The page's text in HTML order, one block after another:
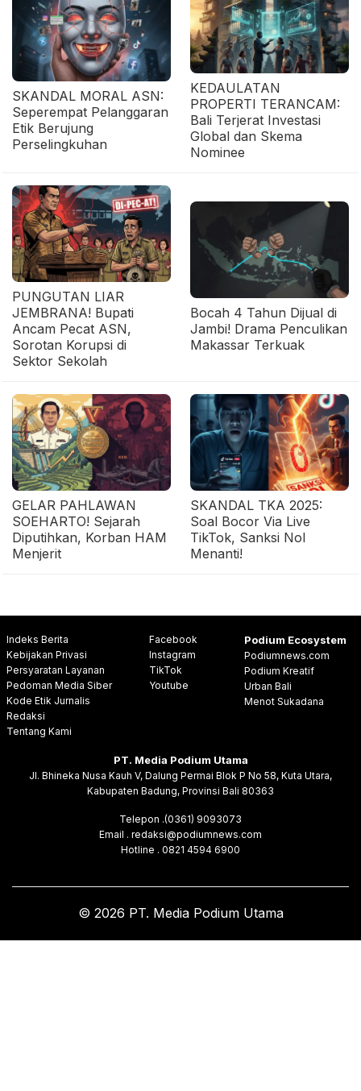
SKANDAL MORAL ASN:
Seperempat Pelanggaran
Etik Berujung
Perselingkuhan
KEDAULATAN
PROPERTI TERANCAM:
Bali Terjerat Investasi
Global dan Skema
Nominee
PUNGUTAN LIAR
JEMBRANA! Bupati
Ancam Pecat ASN,
Sorotan Korupsi di
Sektor Sekolah
Bocah 4 Tahun Dijual di
Jambi! Drama Penculikan
Makassar Terkuak
GELAR PAHLAWAN
SOEHARTO! Sejarah
Diputihkan, Korban HAM
Menjerit
SKANDAL TKA 2025:
Soal Bocor Via Live
TikTok, Sanksi Nol
Menanti!
Indeks Berita
Kebijakan Privasi
Persyaratan Layanan
Pedoman Media Siber
Kode Etik Jurnalis
Redaksi
Tentang Kami
Facebook
Instagram
TikTok
Youtube
Podium Ecosystem
Podiumnews.com
Podium Kreatif
Urban Bali
Menot Sukadana
PT. Media Podium Utama
Jl. Bhineka Nusa Kauh V, Dalung Permai Blok P No 58, Kuta Utara,
Kabupaten Badung, Provinsi Bali 80363
Telepon .(0361) 9093073
Email . redaksi@podiumnews.com
Hotline . 0821 4594 6900
© 2026 PT. Media Podium Utama